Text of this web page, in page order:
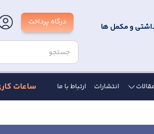
و مکمل ها درگاه پرداخت
انتشارات ارتباط با ما ساعات کاری